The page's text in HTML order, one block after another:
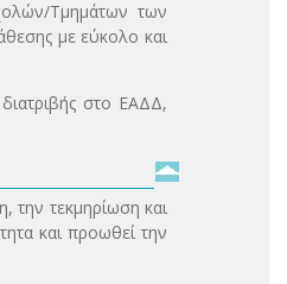
Τμημάτων των
με εύκολο και
διατριβής στο ΕΑΔΔ,
την τεκμηρίωση και
και προωθεί την